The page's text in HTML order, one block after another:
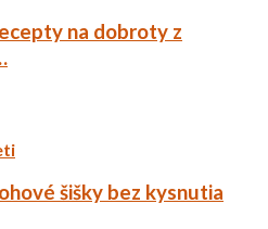
na dobroty z
šišky bez kysnutia